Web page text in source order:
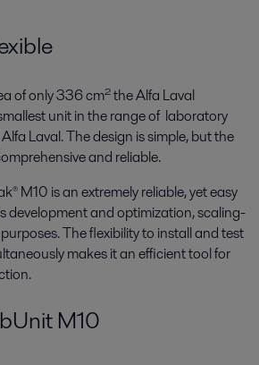
of only 336 cm² the Alfa Laval
unit in the range of laboratory
Laval. The design is simple, but the
and reliable.
M10 is an extremely reliable, yet easy
development and optimization, scaling-
The flexibility to install and test
makes it an efficient tool for
M10